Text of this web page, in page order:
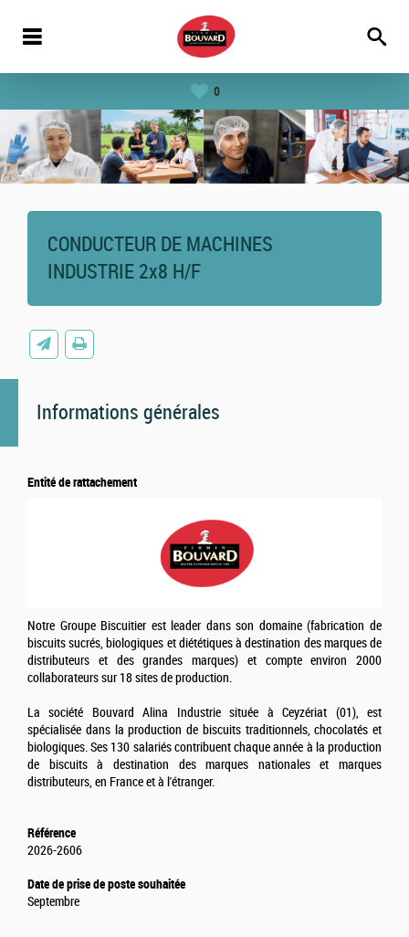
0
CONDUCTEUR DE MACHINES
INDUSTRIE 2x8 H/F
Informations générales
Entité de rattachement
Notre Groupe Biscuitier est leader dans son domaine (fabrication de
biscuits sucrés, biologiques et diététiques à destination des marques de
distributeurs et des grandes marques) et compte environ 2000
collaborateurs sur 18 sites de production.
La société Bouvard Alina Industrie située à Ceyzériat (01), est
spécialisée dans la production de biscuits traditionnels, chocolatés et
biologiques. Ses 130 salariés contribuent chaque année à la production
de biscuits à destination des marques nationales et marques
distributeurs, en France et à l'étranger.
Référence
2026-2606
Date de prise de poste souhaitée
Septembre